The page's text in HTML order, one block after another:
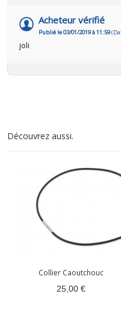
Acheteur vérifié
Publié le 03/01/2019 à 11:59
joli
Découvrez aussi.
Collier Caoutchouc
25,00 €